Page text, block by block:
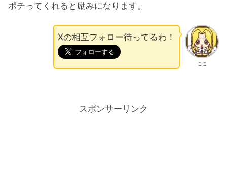
ポチってくれると励みになります。
ここ
Xの相互フォロー待ってるわ！
スポンサーリンク